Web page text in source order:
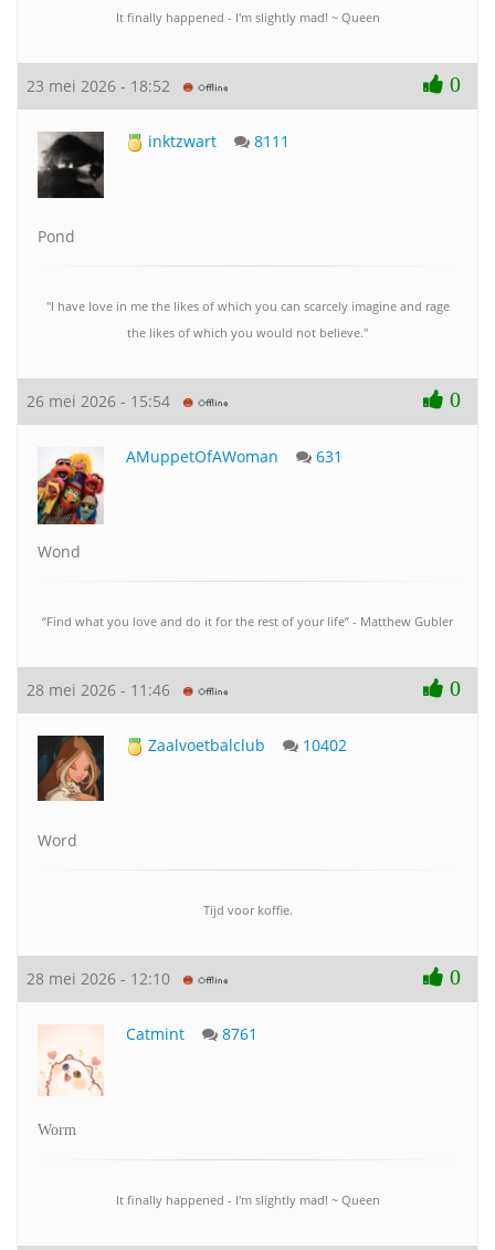
It finally happened - I'm slightly mad! ~ Queen
23 mei 2026 - 18:52 0
inktzwart 8111
Pond
"I have love in me the likes of which you can scarcely imagine and rage
the likes of which you would not believe."
26 mei 2026 - 15:54 0
AMuppetOfAWoman 631
Wond
“Find what you love and do it for the rest of your life” - Matthew Gubler
28 mei 2026 - 11:46 0
Zaalvoetbalclub 10402
Word
Tijd voor koffie.
28 mei 2026 - 12:10 0
Catmint 8761
Worm
It finally happened - I'm slightly mad! ~ Queen